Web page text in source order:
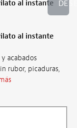
al instante
al instante
acabados
rubor, picaduras,